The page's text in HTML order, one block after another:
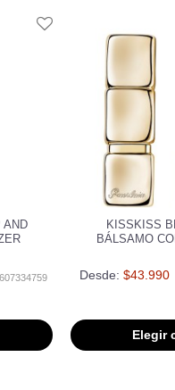
AND
KISSKISS
BÁLSAMO
Desde: $43.990
Elegir